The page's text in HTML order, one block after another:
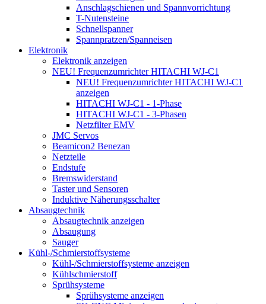
Anschlagschienen und Spannvorrichtung
T-Nutensteine
Schnellspanner
Spannpratzen/Spanneisen
Elektronik
Elektronik anzeigen
NEU! Frequenzumrichter HITACHI WJ-C1
NEU! Frequenzumrichter HITACHI WJ-C1
anzeigen
HITACHI WJ-C1 - 1-Phase
HITACHI WJ-C1 - 3-Phasen
Netzfilter EMV
JMC Servos
Beamicon2 Benezan
Netzteile
Endstufe
Bremswiderstand
Taster und Sensoren
Induktive Näherungsschalter
Absaugtechnik
Absaugtechnik anzeigen
Absaugung
Sauger
Kühl-/Schmierstoffsysteme
Kühl-/Schmierstoffsysteme anzeigen
Kühlschmierstoff
Sprühsysteme
Sprühsysteme anzeigen